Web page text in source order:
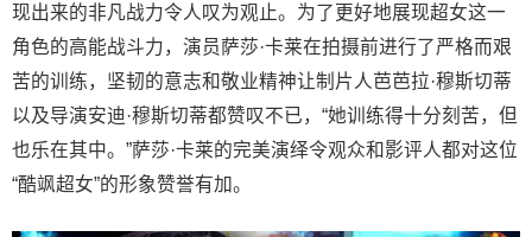
现出来的非凡战力令人叹为观止。为了更好地展现超女这一
角色的高能战斗力，演员萨莎·卡莱在拍摄前进行了严格而艰
苦的训练，坚韧的意志和敬业精神让制片人芭芭拉·穆斯切蒂
以及导演安迪·穆斯切蒂都赞叹不已，“她训练得十分刻苦，但
也乐在其中。”萨莎·卡莱的完美演绎令观众和影评人都对这位
“酷飒超女”的形象赞誉有加。